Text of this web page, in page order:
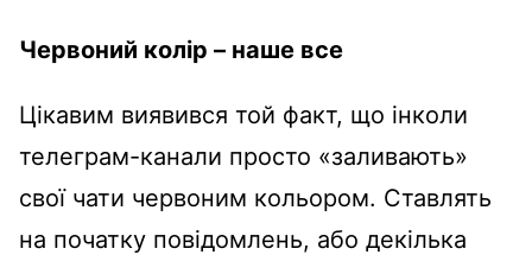
Червоний колір – наше все
Цікавим виявився той факт, що інколи
телеграм-канали просто «заливають»
свої чати червоним кольором. Ставлять
на початку повідомлень, або декілька